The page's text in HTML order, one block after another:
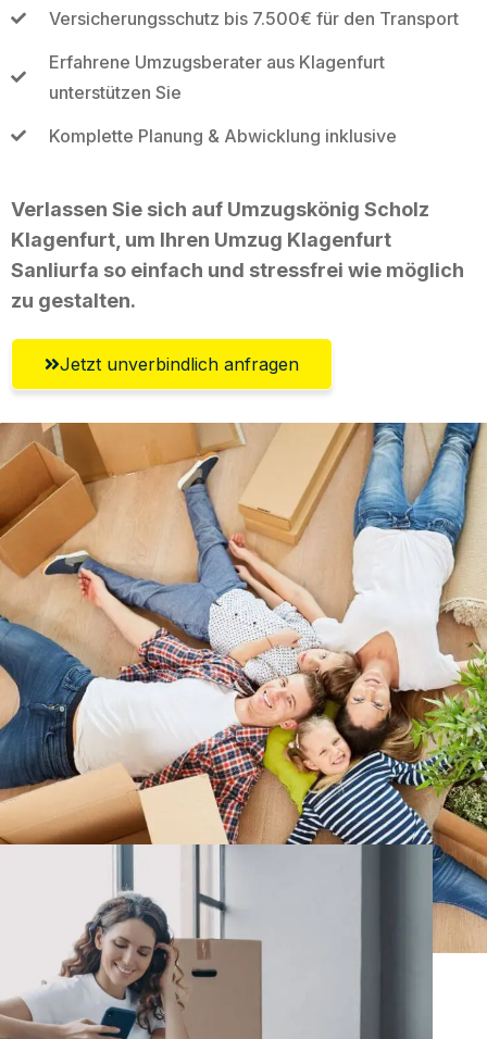
Versicherungsschutz bis 7.500€ für den Transport
Erfahrene Umzugsberater aus Klagenfurt
unterstützen Sie
Komplette Planung & Abwicklung inklusive
Verlassen Sie sich auf Umzugskönig Scholz
Klagenfurt, um Ihren Umzug Klagenfurt
Sanliurfa so einfach und stressfrei wie möglich
zu gestalten.
Jetzt unverbindlich anfragen